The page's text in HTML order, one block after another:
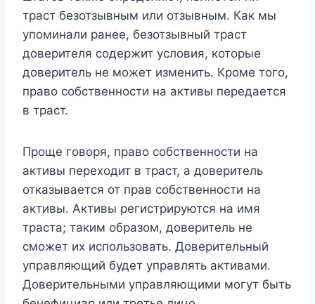
траст безотзывным или отзывным. Как мы
упоминали ранее, безотзывный траст
доверителя содержит условия, которые
доверитель не может изменить. Кроме того,
право собственности на активы передается
в траст.
Проще говоря, право собственности на
активы переходит в траст, а доверитель
отказывается от прав собственности на
активы. Активы регистрируются на имя
траста; таким образом, доверитель не
сможет их использовать. Доверительный
управляющий будет управлять активами.
Доверительными управляющими могут быть